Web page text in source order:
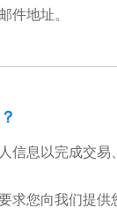
件地址。
信息以完成交
求您向我们提